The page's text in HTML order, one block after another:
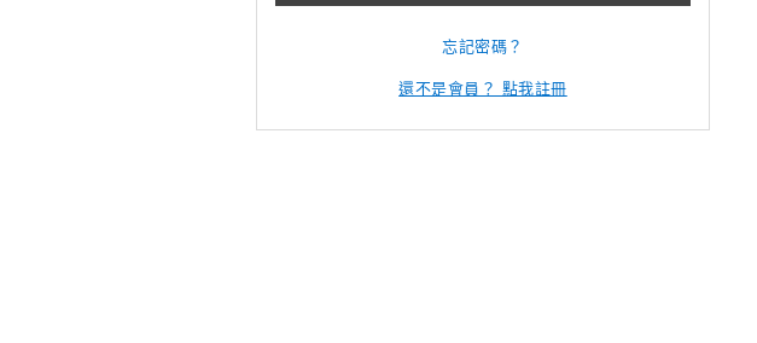
忘記密碼？
還不是會員？ 點我註冊